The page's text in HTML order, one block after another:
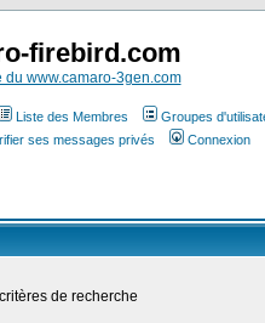
firebird.com
du www.camaro-3gen.com
Liste des Membres Groupes
ses messages privés Connexion
de recherche